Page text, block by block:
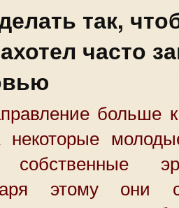
так,
часто
больше
некоторые
собственные
этому они